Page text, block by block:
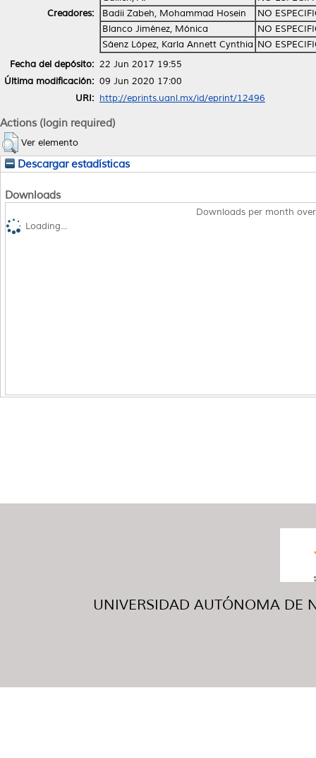
Creadores:
Badii Zabeh, Mohammad Hosein
NO
Blanco Jiménez, Mónica
NO
Sáenz López, Karla Annett Cynthia NO
Fecha del depósito: 22 Jun 2017 19:55
Última modificación: 09 Jun 2020 17:00
URI: http://eprints.uanl.mx/id/eprint/12496
Actions (login required)
Ver elemento
Descargar estadísticas
Downloads
Downloads per month
Loading...
UNIVERSIDAD AUTÓNOMA DE